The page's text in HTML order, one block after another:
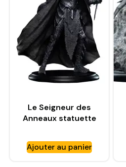
Le Seigneur des
Anneaux statuette
WORKSHOP
Ajouter au panier